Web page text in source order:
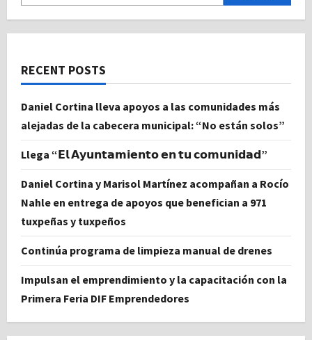
RECENT POSTS
Daniel Cortina lleva apoyos a las comunidades más
alejadas de la cabecera municipal: “No están solos”
Llega “𝗘𝗹 𝗔𝘆𝘂𝗻𝘁𝗮𝗺𝗶𝗲𝗻𝘁𝗼 𝗲𝗻 𝘁𝘂 𝗰𝗼𝗺𝘂𝗻𝗶𝗱𝗮𝗱”
Daniel Cortina y Marisol Martínez acompañan a Rocío
Nahle en entrega de apoyos que benefician a 971
tuxpeñas y tuxpeños
Continúa programa de limpieza manual de drenes
Impulsan el emprendimiento y la capacitación con la
Primera Feria DIF Emprendedores